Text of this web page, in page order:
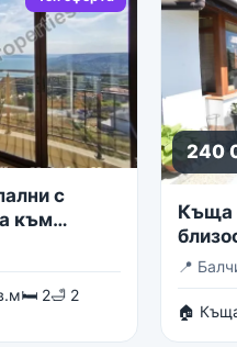
с
към
🛏 2🛁 2
240
Къща
📍
🏠